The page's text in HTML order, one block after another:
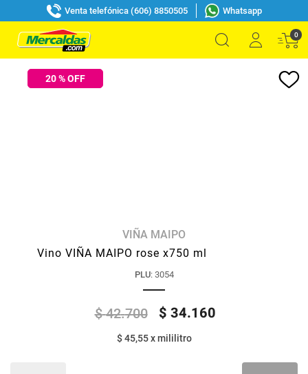
Venta telefónica (606) 8850505 Whatsapp
0
20% OFF
VIÑA MAIPO
Vino VIÑA MAIPO rose x750 ml
PLU: 3054
$ 42.700 $ 34.160
$ 45,55xmililitro